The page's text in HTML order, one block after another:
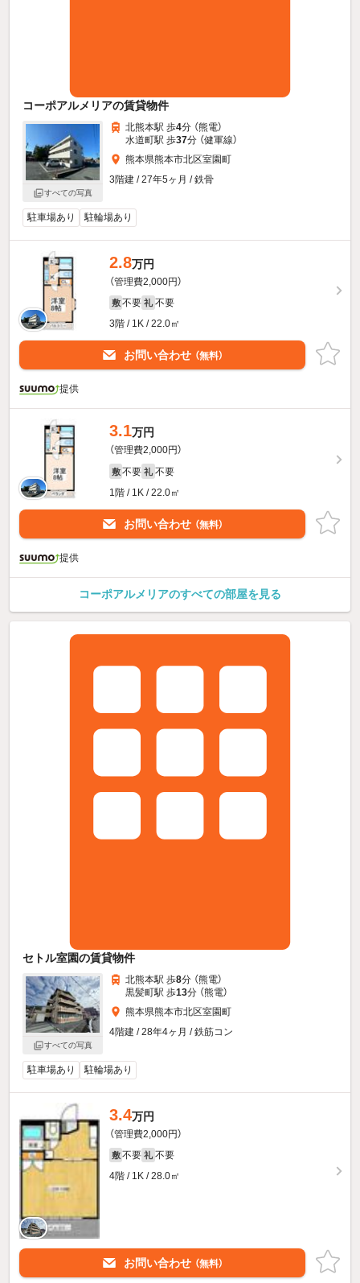
コーポアルメリアの賃貸物件
すべての写真
北熊本駅 歩4分 （熊電）
水道町駅 歩37分 （健軍線）
熊本県熊本市北区室園町
3階建 / 27年5ヶ月 / 鉄骨
駐車場あり 駐輪場あり
2.8万円
（管理費2,000円）
敷 不要 礼 不要
3階 / 1K / 22.0㎡
お問い合わせ （無料）
提供
3.1万円
（管理費2,000円）
敷 不要 礼 不要
1階 / 1K / 22.0㎡
お問い合わせ （無料）
提供
コーポアルメリアのすべての部屋を見る
セトル室園の賃貸物件
すべての写真
北熊本駅 歩8分 （熊電）
黒髪町駅 歩13分 （熊電）
熊本県熊本市北区室園町
4階建 / 28年4ヶ月 / 鉄筋コン
駐車場あり 駐輪場あり
3.4万円
（管理費2,000円）
敷 不要 礼 不要
4階 / 1K / 28.0㎡
お問い合わせ （無料）